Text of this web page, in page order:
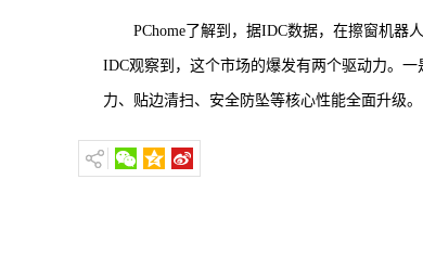
PChome了解到，据IDC数据，在擦窗机器
IDC观察到，这个市场的爆发有两个驱动力。
力、贴边清扫、安全防坠等核心性能全面升级。